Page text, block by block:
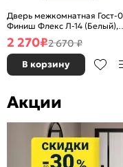
Дверь межкомнатная Гост-0
Финиш Флекс Л-14 (Белый),
глухая, каркасно-щитовая
2 270₽2 670 ₽
В корзину
Акции